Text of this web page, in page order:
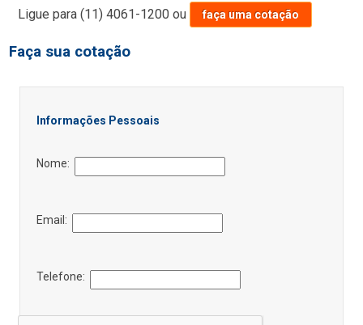
Ligue para(11) 4061-1200 ou faça uma cotação
Faça sua cotação
Informações Pessoais
Nome:
Email:
Telefone: